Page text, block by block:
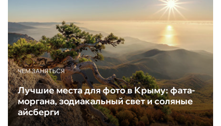
ЧЕМ ЗАНЯТЬСЯ
Лучшие места для фото в Крыму: фата-
моргана, зодиакальный свет и соляные
айсберги